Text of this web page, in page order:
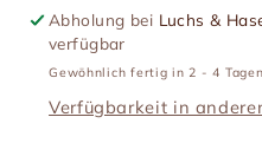
Abholung bei Luchs &
verfügbar
Gewöhnlich fertig in 2 - 4 Tagen
Verfügbarkeit in